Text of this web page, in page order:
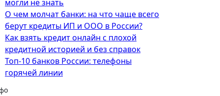
могли не знать
О чем молчат банки: на что чаще всего
берут кредиты ИП и ООО в России?
Как взять кредит онлайн с плохой
кредитной историей и без справок
Топ-10 банков России: телефоны
горячей линии